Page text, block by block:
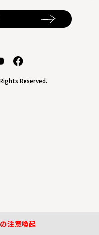
Reserved.
注意喚起